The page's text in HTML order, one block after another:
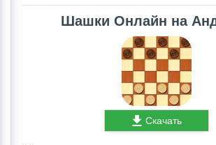
Шашки Oнлайн на
Скачать